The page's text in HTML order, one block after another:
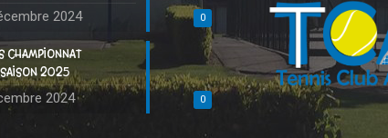
0
2024
0
CHAMPIONNAT
2025
2024